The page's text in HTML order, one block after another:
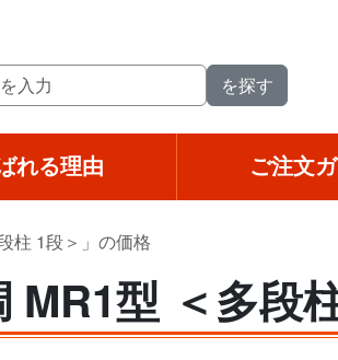
れる理由 ご注文
柱 1段＞」の価格
型 ＜多段